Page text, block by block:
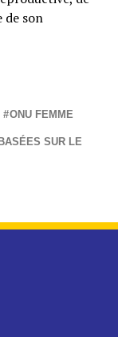
de son
ONU FEMME
SUR LE